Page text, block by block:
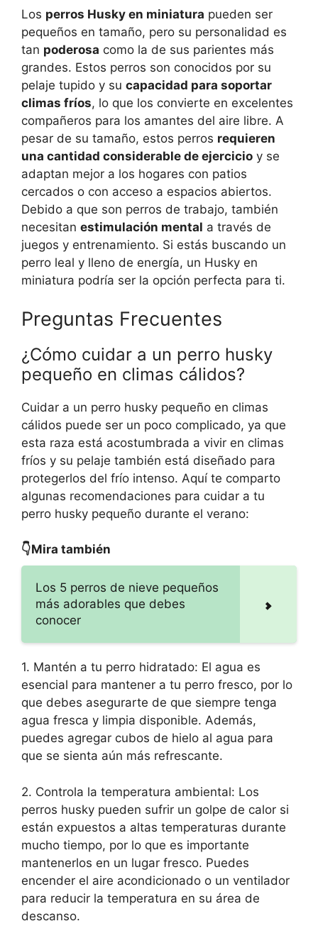
Los perros Husky en miniatura pueden ser
pequeños en tamaño, pero su personalidad es
tan poderosa como la de sus parientes más
grandes. Estos perros son conocidos por su
pelaje tupido y su capacidad para soportar
climas fríos, lo que los convierte en excelentes
compañeros para los amantes del aire libre. A
pesar de su tamaño, estos perros requieren
una cantidad considerable de ejercicio y se
adaptan mejor a los hogares con patios
cercados o con acceso a espacios abiertos.
Debido a que son perros de trabajo, también
necesitan estimulación mental a través de
juegos y entrenamiento. Si estás buscando un
perro leal y lleno de energía, un Husky en
miniatura podría ser la opción perfecta para ti.
Preguntas Frecuentes
¿Cómo cuidar a un perro husky
pequeño en climas cálidos?
Cuidar a un perro husky pequeño en climas
cálidos puede ser un poco complicado, ya que
esta raza está acostumbrada a vivir en climas
fríos y su pelaje también está diseñado para
protegerlos del frío intenso. Aquí te comparto
algunas recomendaciones para cuidar a tu
perro husky pequeño durante el verano:
👇Mira también
Los 5 perros de nieve pequeños
más adorables que debes
conocer
1. Mantén a tu perro hidratado: El agua es
esencial para mantener a tu perro fresco, por lo
que debes asegurarte de que siempre tenga
agua fresca y limpia disponible. Además,
puedes agregar cubos de hielo al agua para
que se sienta aún más refrescante.
2. Controla la temperatura ambiental: Los
perros husky pueden sufrir un golpe de calor si
están expuestos a altas temperaturas durante
mucho tiempo, por lo que es importante
mantenerlos en un lugar fresco. Puedes
encender el aire acondicionado o un ventilador
para reducir la temperatura en su área de
descanso.